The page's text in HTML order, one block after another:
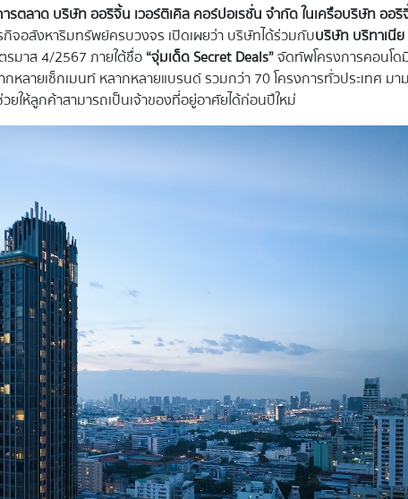
ตลาด บริษัท ออริจิ้น เวอร์ติเคิล คอร์ปอเรชั่น จำกัด ในเครือบริษัท ออ
อสังหาริมทรัพย์ครบวงจร เปิดเผยว่า บริษัทได้ร่วมกับบริษัท บริทาเนี
มาส 4/2567 ภายใต้ชื่อ“จุ่มเด็ดSecret Deals”จัดทัพโครงการคอนโด
หลายเซ็กเมนท์ หลากหลายแบรนด์ รวมกว่า 70 โครงการทั่วประเทศ มา
ให้ลูกค้าสามารถเป็นเจ้าของที่อยู่อาศัยได้ก่อนปีใหม่